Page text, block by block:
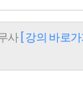
사 [ 강의 바로가